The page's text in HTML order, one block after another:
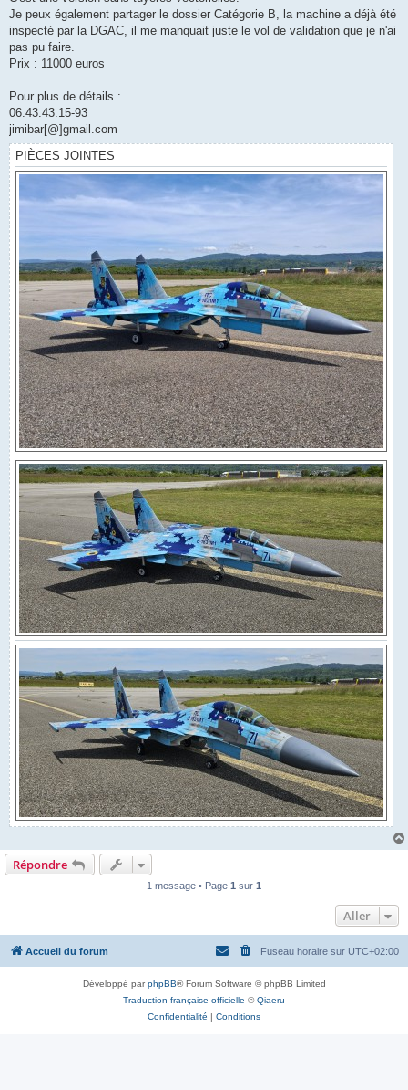
Je peux également partager le dossier Catégorie B, la machine a déjà été
inspecté par la DGAC, il me manquait juste le vol de validation que je n'ai
pas pu faire.
Prix : 11000 euros
Pour plus de détails :
06.43.43.15-93
jimibar[@]gmail.com
PIÈCES JOINTES
Répondre
1 message • Page 1 sur 1
Aller
Accueil du forum Fuseau horaire sur UTC+02:00
Développé parphpBB® Forum Software © phpBB Limited
Traduction française officielle ©Qiaeru
Confidentialité | Conditions